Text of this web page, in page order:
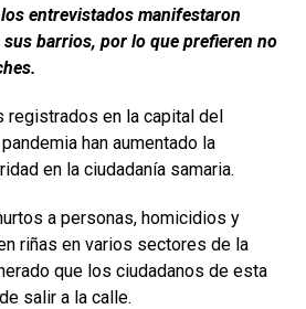
entrevistados manifestaron
barrios, por lo que prefieren no
registrados en la capital del
han aumentado la
en la ciudadanía samaria.
a personas, homicidios y
riñas en varios sectores de la
que los ciudadanos de esta
salir a la calle.